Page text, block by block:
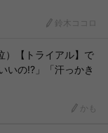
鈴木ココロ
【トライアル】で
いの!?」「汗っかき
かも